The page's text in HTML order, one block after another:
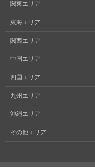
関東エリア
東海エリア
関西エリア
中国エリア
四国エリア
九州エリア
沖縄エリア
その他エリア